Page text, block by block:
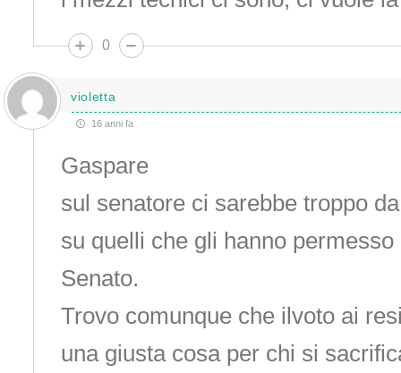
0
violetta
16 anni fa
Gaspare
sul senatore ci sarebbe troppo
su quelli che gli hanno
Senato.
Trovo comunque che ilvoto ai
una giusta cosa per chi si